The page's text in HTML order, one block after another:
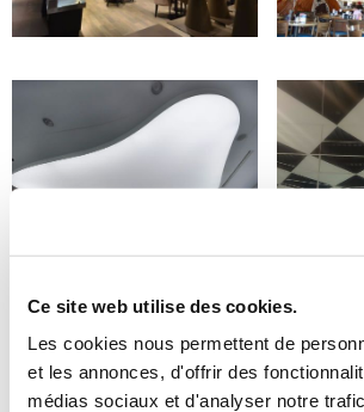
Ce site web utilise des cookies.
Les cookies nous permettent de
et les annonces, d'offrir des
médias sociaux et d'analyser notre